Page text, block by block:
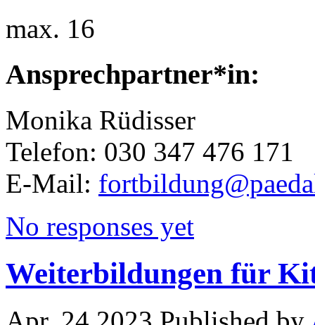
max. 16
Ansprechpartner*in:
Monika Rüdisser
Telefon: 030 347 476 171
E-Mail:
No responses yet
Weiterbildungen für